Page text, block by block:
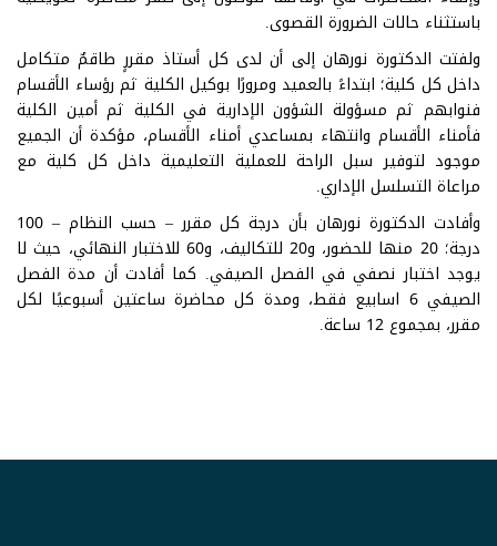
باستثناء حالات الضرورة القصوى.
ولفتت الدكتورة نورهان إلى أن لدى كل أستاذ مقررٍ طاقمٌ متكامل
داخل كل كلية؛ ابتداءً بالعميد ومرورًا بوكيل الكلية ثم رؤساء الأقسام
فنوابهم ثم مسؤولة الشؤون الإدارية في الكلية ثم أمين الكلية
فأمناء الأقسام وانتهاء بمساعدي أمناء الأقسام، مؤكدة أن الجميع
موجود لتوفير سبل الراحة للعملية التعليمية داخل كل كلية مع
مراعاة التسلسل الإداري.
وأفادت الدكتورة نورهان بأن درجة كل مقرر – حسب النظام – 100
درجة؛ 20 منها للحضور، و20 للتكاليف، و60 للاختبار النهائي، حيث لا
يوجد اختبار نصفي في الفصل الصيفي. كما أفادت أن مدة الفصل
الصيفي 6 اسابيع فقط، ومدة كل محاضرة ساعتين أسبوعيًا لكل
مقرر، بمجموع 12 ساعة.